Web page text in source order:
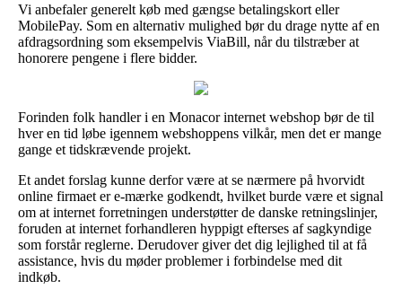
Vi anbefaler generelt køb med gængse betalingskort eller
MobilePay. Som en alternativ mulighed bør du drage nytte af en
afdragsordning som eksempelvis ViaBill, når du tilstræber at
honorere pengene i flere bidder.
Forinden folk handler i en Monacor internet webshop bør de til
hver en tid løbe igennem webshoppens vilkår, men det er mange
gange et tidskrævende projekt.
Et andet forslag kunne derfor være at se nærmere på hvorvidt
online firmaet er e-mærke godkendt, hvilket burde være et signal
om at internet forretningen understøtter de danske retningslinjer,
foruden at internet forhandleren hyppigt efterses af sagkyndige
som forstår reglerne. Derudover giver det dig lejlighed til at få
assistance, hvis du møder problemer i forbindelse med dit
indkøb.